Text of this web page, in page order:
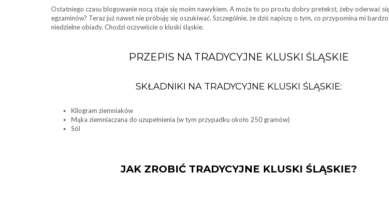
Ostatniego czasu blogowanie nocą staje się moim nawykiem. A może to po prostu dobry pretekst, żeby oderwać
egzaminów? Teraz już nawet nie próbuję się oszukiwać. Szczególnie, że dziś napiszę o tym, co przypomina mi
niedzielne obiady. Chodzi oczywiście o kluski śląskie.
PRZEPIS NA TRADYCYJNE KLUSKI ŚLĄSKIE
SKŁADNIKI NA TRADYCYJNE KLUSKI ŚLĄSKIE:
Kilogram ziemniaków
Mąka ziemniaczana do uzupełnienia (w tym przypadku około 250 gramów)
Sól
JAK ZROBIĆ TRADYCYJNE KLUSKI ŚLĄSKIE?